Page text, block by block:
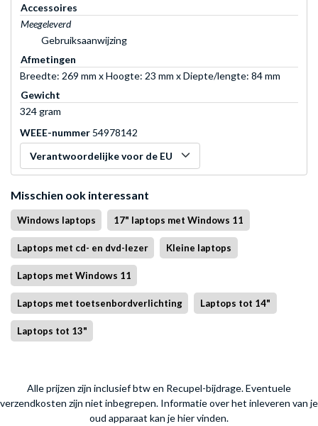
Accessoires
Meegeleverd
Gebruiksaanwijzing
Afmetingen
Breedte: 269 mm x Hoogte: 23 mm x Diepte/lengte: 84 mm
Gewicht
324 gram
WEEE-nummer 54978142
Verantwoordelijke voor de EU
Misschien ook interessant
Windows laptops 17" laptops met Windows 11
Laptops met cd- en dvd-lezer Kleine laptops
Laptops met Windows 11
Laptops met toetsenbordverlichting Laptops tot 14"
Laptops tot 13"
Alle prijzen zijn inclusief btw en Recupel-bijdrage. Eventuele
verzendkosten zijn niet inbegrepen. Informatie over het inleveren van je
oud apparaat kan je hier vinden.